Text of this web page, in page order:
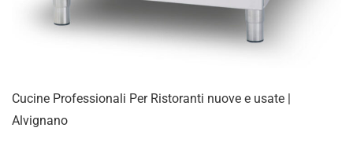
Cucine Professionali Per Ristoranti nuove e usate |
Alvignano